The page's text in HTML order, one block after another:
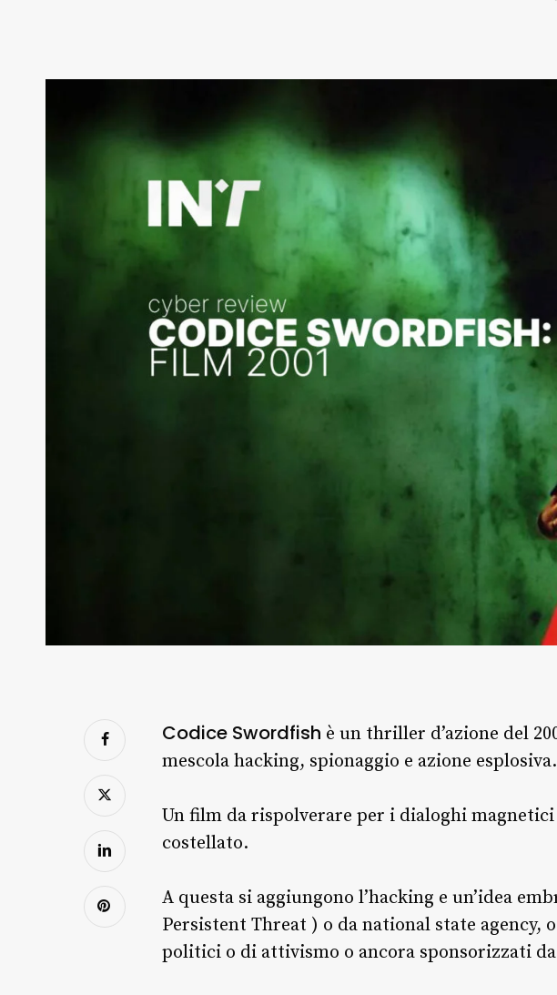
Codice Swordfish è un thriller d’azione del
mescola hacking, spionaggio e azione esplosiva.
Un film da rispolverare per i dialoghi
costellato.
A questa si aggiungono l’hacking e un’idea
Persistent Threat ) o da national state
politici o di attivismo o ancora sponsorizzati